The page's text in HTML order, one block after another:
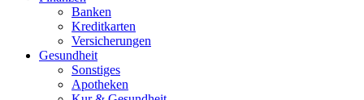
Banken
Kreditkarten
Versicherungen
Gesundheit
Sonstiges
Apotheken